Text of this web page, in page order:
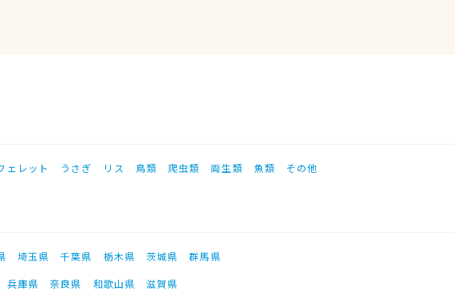
ェレット うさぎ リス 鳥類 爬虫類 両生類 魚類 その他
埼玉県 千葉県 栃木県 茨城県
群馬県
兵庫県 奈良県 和歌山県
滋賀県